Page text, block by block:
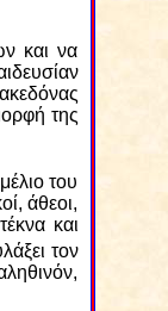
και να
της
του
άθεοι,
και
τον